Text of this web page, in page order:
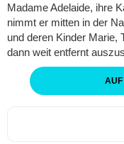
Madame Adelaide, ihre
nimmt er mitten in der
und deren Kinder Marie,
dann weit entfernt